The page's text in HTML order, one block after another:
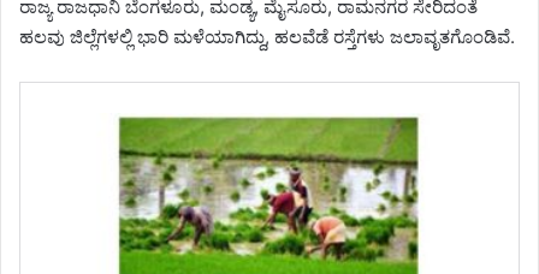
ರಾಜ್ಯ ರಾಜಧಾನಿ ಬೆಂಗಳೂರು, ಮಂಡ್ಯ, ಮೈಸೂರು, ರಾಮನಗರ ಸೇರಿದಂತೆ
ಹಲವು ಜಿಲ್ಲೆಗಳಲ್ಲಿ ಭಾರಿ ಮಳೆಯಾಗಿದ್ದು, ಹಲವೆಡೆ ರಸ್ತೆಗಳು ಜಲಾವೃತಗೊಂಡಿವೆ.